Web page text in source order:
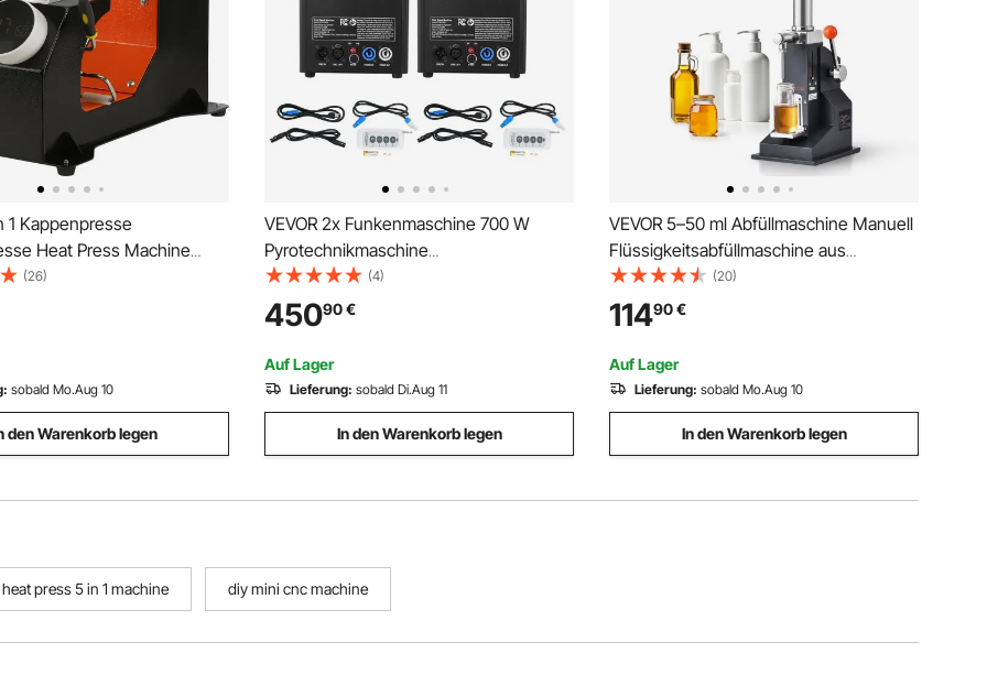
1 Kappenpresse
Heat Press Machine
Heißpresse Transferpress
16,8x7 cm,
15,5x7,6 cm, Heißpresse
Zeit- und
(26)
sobald Mo.Aug 10
den Warenkorb legen
VEVOR 2x Funkenmaschine 700 W
Pyrotechnikmaschine
Aluminiumlegierung
Feuerwerksmaschine DMX Controller
Einstellbar 2–5m Cold Spark Machine 7
min pro Nachladen Ideal für Hochzeit,
DJ Show, Partys
(4)
45090€
Auf Lager
Lieferung: sobald Di.Aug 11
In den Warenkorb legen
VEVOR 5–50 ml Abfüllmaschine Manuell
Flüssigkeitsabfüllmaschine aus
lebensmittelechtem Edelstahl 304
Silikon PTFE Filling Machine Inkl. zwei
Düsen 4 mm / 8 mm ideal zum Abfüllen
von Honig Öl Essenz
(20)
11490€
Auf Lager
Lieferung: sobald Mo.Aug 10
In den Warenkorb legen
heat press 5 in 1 machine diy mini cnc machine